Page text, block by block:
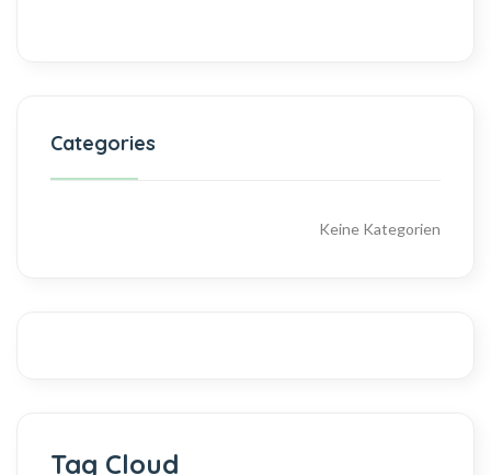
Categories
Keine Kategorien
Tag Cloud